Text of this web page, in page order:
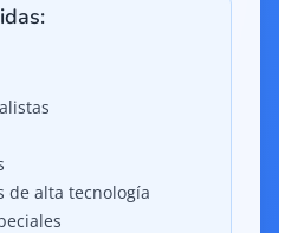
de alta tecnología